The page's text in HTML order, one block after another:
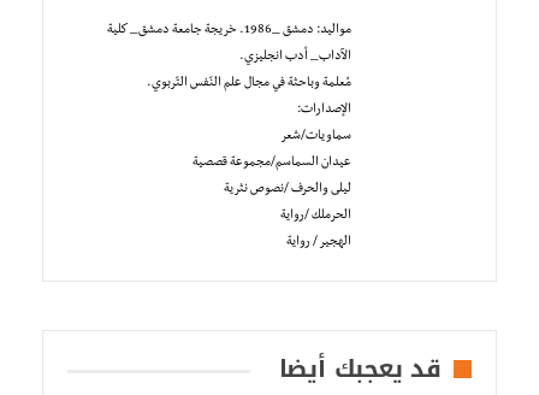
مواليد: دمشق _1986. خريجة جامعة دمشق_ كلية
الآداب_ أدب انجليزي.
مُعلمة وباحثة في مجال علم النّفس التّربوي.
الإصدارات:
سماويات/شعر
عيدان السماسم/مجموعة قصصية
ليلى والحرف /نصوص نثرية
الحرملك /رواية
الهجير / رواية
قد يعجبك أيضا